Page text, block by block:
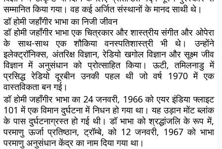
सम्मानित किया गया। वह कई अर्जित संस्थानों के मानद साथी थे।
डॉ होमी जहाँगीर भाभा का निजी जीवन
डॉ होमी जहाँगीर भाभा एक चित्रकार और शास्त्रीय संगीत और ओपेरा
के साथ-साथ एक शौकिया वनस्पतिशास्त्री भी थे। उन्होंने
इलेक्ट्रॉनिक्स, अंतरिक्ष विज्ञान, रेडियो खगोल विज्ञान और सूक्ष्म जीव
विज्ञान में अनुसंधान को प्रोत्साहित किया। ऊटी, तमिलनाडु में
प्रसिद्ध रेडियो दूरबीन उनकी पहल थी जो वर्ष 1970 में एक
वास्तविकता बन गई।
डॉ होमी जहाँगीर भाभा का 24 जनवरी, 1966 को एयर इंडिया फ्लाइट
101 में एक विमान दुर्घटना में निधन हो गया था। यह उड़ान मोंट ब्लांक
के पास दुर्घटनाग्रस्त हो गई थी। डॉ भाभा को श्रद्धांजलि के रूप में,
परमाणु ऊर्जा प्रतिष्ठान, ट्रॉम्बे, को 12 जनवरी, 1967 को भाभा
परमाणु अनुसंधान केंद्र का नाम दिया गया था।